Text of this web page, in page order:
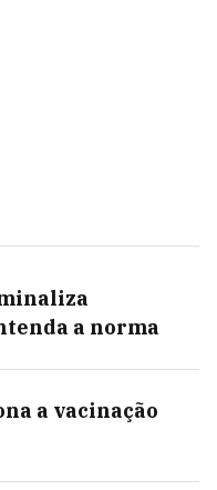
a norma
a vacinação